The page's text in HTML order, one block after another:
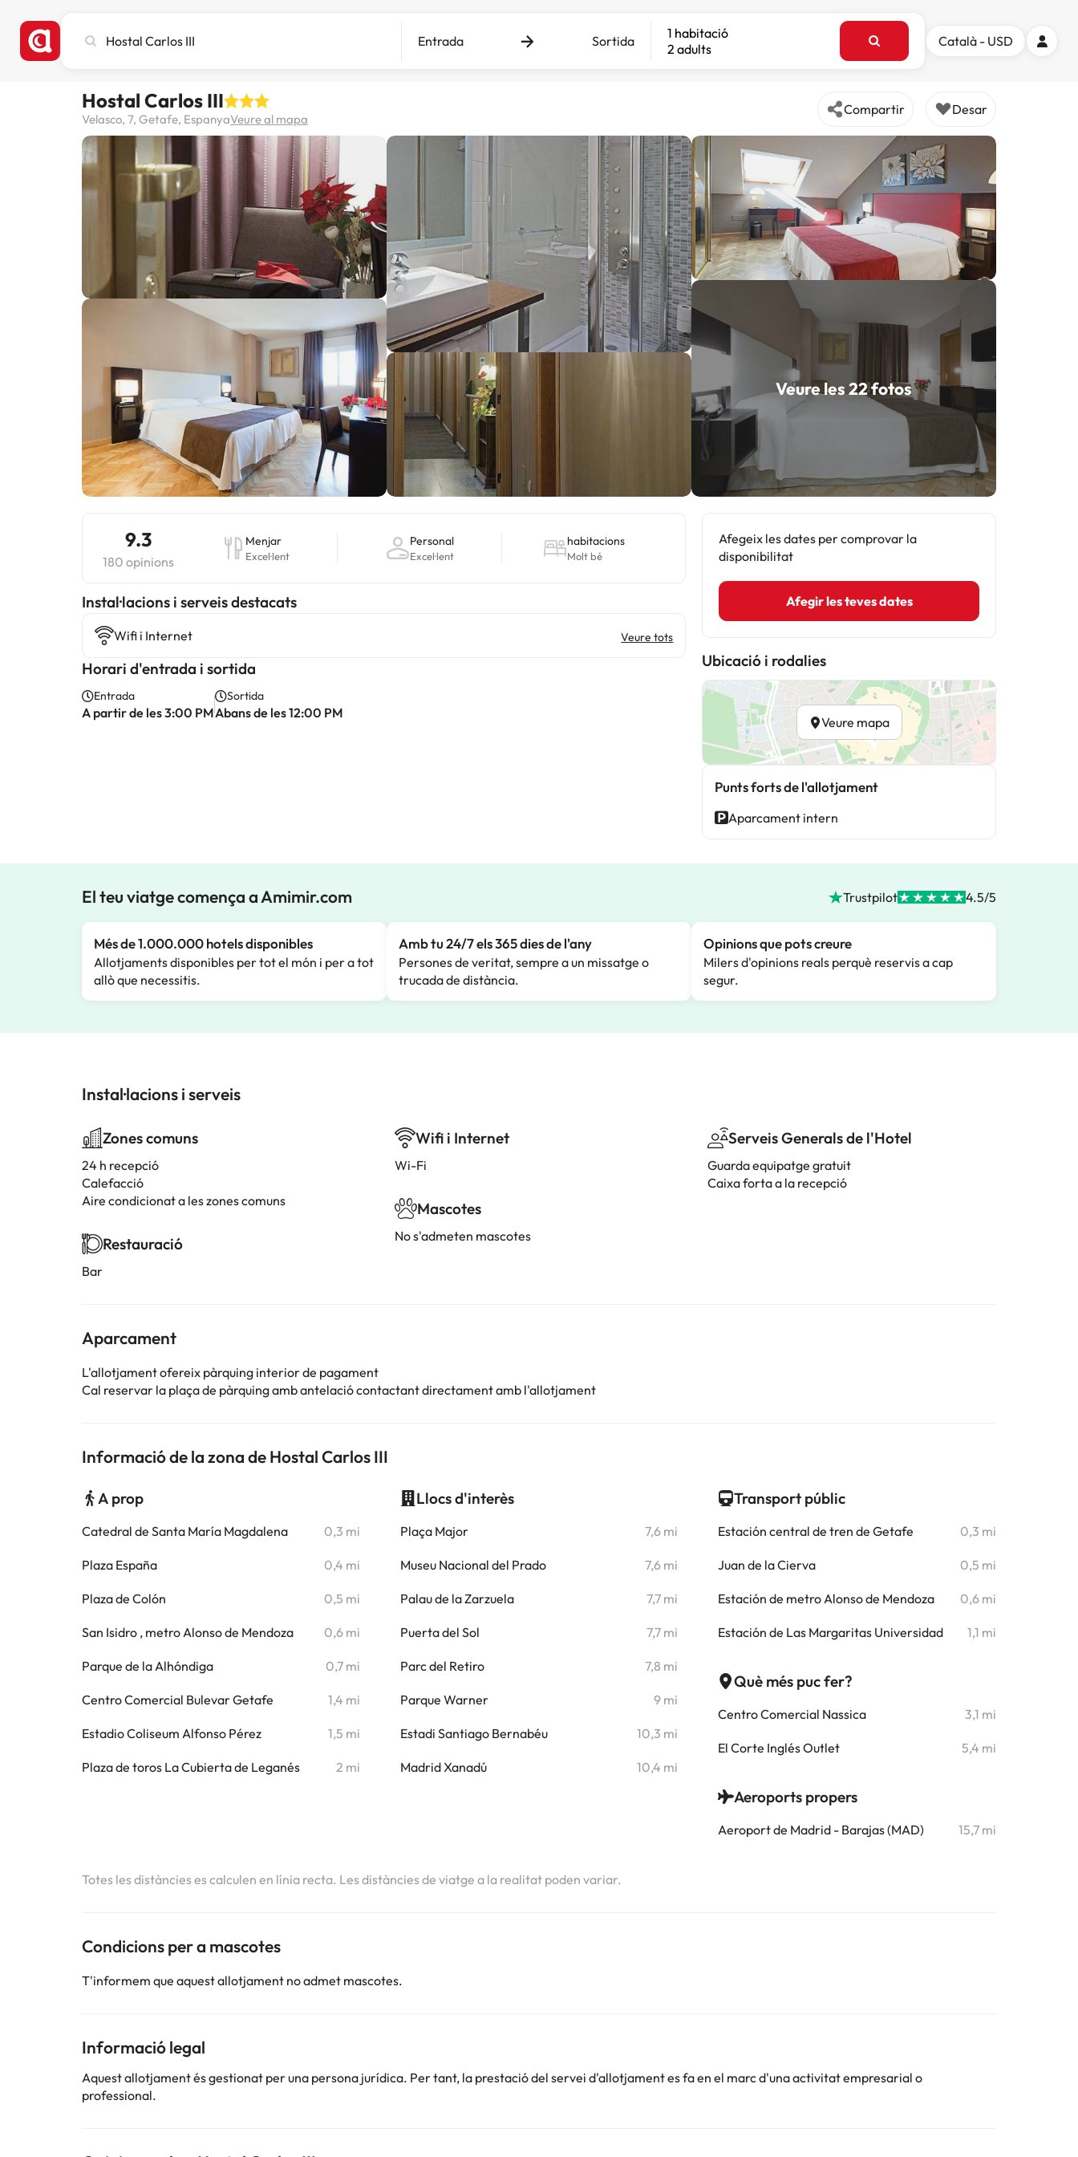
ciutat,
destinació
Entrada Sortida
1 habitació
2 adults
Català - USD
Hostal Carlos III
Velasco, 7, Getafe, EspanyaVeure al mapa
Compartir Desar
Veure les 22 fotos
9.3
180 opinions
Menjar
Excel·lent
Personal
Excel·lent
habitacions
Molt bé
Instal·lacions i serveis destacats
Wifi i Internet Veure tots
Horari d'entrada i sortida
Entrada
A partir de les 3:00 PM
Sortida
Abans de les 12:00 PM
Afegeix les dates per comprovar la
disponibilitat
Afegir les teves dates
Ubicació i rodalies
Veure mapa
Punts forts de l'allotjament
Aparcament intern
El teu viatge comença a Amimir.com Trustpilot 4.5/5
Més de 1.000.000 hotels disponibles
Allotjaments disponibles per tot el món i per a tot
allò que necessitis.
Amb tu 24/7 els 365 dies de l'any
Persones de veritat, sempre a un missatge o
trucada de distància.
Opinions que pots creure
Milers d'opinions reals perquè reservis a cap
segur.
Instal·lacions i serveis
Zones comuns
24 h recepció
Calefacció
Aire condicionat a les zones comuns
Restauració
Bar
Wifi i Internet
Wi-Fi
Mascotes
No s'admeten mascotes
Serveis Generals de l'Hotel
Guarda equipatge gratuit
Caixa forta a la recepció
Aparcament
L'allotjament ofereix pàrquing interior de pagament
Cal reservar la plaça de pàrquing amb antelació contactant directament amb l'allotjament
Informació de la zona de Hostal Carlos III
A prop
Catedral de Santa María Magdalena 0,3 mi
Plaza España 0,4 mi
Plaza de Colón 0,5 mi
San Isidro , metro Alonso de Mendoza 0,6 mi
Parque de la Alhóndiga 0,7 mi
Centro Comercial Bulevar Getafe 1,4 mi
Estadio Coliseum Alfonso Pérez 1,5 mi
Plaza de toros La Cubierta de Leganés 2 mi
Llocs d'interès
Plaça Major 7,6 mi
Museu Nacional del Prado 7,6 mi
Palau de la Zarzuela 7,7 mi
Puerta del Sol 7,7 mi
Parc del Retiro 7,8 mi
Parque Warner 9 mi
Estadi Santiago Bernabéu 10,3 mi
Madrid Xanadú 10,4 mi
Transport públic
Estación central de tren de Getafe 0,3 mi
Juan de la Cierva 0,5 mi
Estación de metro Alonso de Mendoza 0,6 mi
Estación de Las Margaritas Universidad 1,1 mi
Què més puc fer?
Centro Comercial Nassica 3,1 mi
El Corte Inglés Outlet 5,4 mi
Aeroports propers
Aeroport de Madrid - Barajas (MAD) 15,7 mi
Totes les distàncies es calculen en línia recta. Les distàncies de viatge a la realitat poden variar.
Condicions per a mascotes
T'informem que aquest allotjament no admet mascotes.
Informació legal
Aquest allotjament és gestionat per una persona jurídica. Per tant, la prestació del servei d'allotjament es fa en el marc d'una activitat empresarial o
professional.